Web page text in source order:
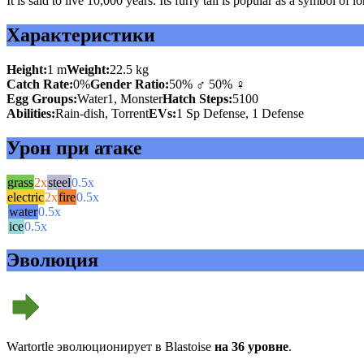
Характеристики
Height:1 mWeight:22.5 kg
Catch Rate:0%Gender Ratio:50% ♂ 50% ♀
Egg Groups:Water1, MonsterHatch Steps:5100
Abilities:Rain-dish, TorrentEVs:1 Sp Defense, 1 Defense
Урон при атаке
grass2xsteel0.5x
electric2xfire0.5x
water0.5x
ice0.5x
Эволюция
Wartortle эволюционирует в Blastoise на 36 уровне.